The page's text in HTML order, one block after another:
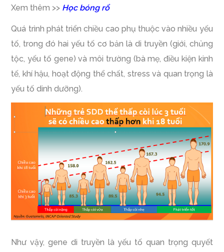
Xem thêm >> Học bóng rổ
Quá trình phát triển chiều cao phụ thuộc vào nhiều yếu
tố, trong đó hai yếu tố cơ bản là di truyền (giới, chủng
tộc, yếu tố gene) và môi trường (bà mẹ, điều kiện kinh
tế, khí hậu, hoạt động thể chất, stress và quan trọng là
yếu tố dinh dưỡng).
Như vậy, gene di truyền là yếu tố quan trọng quyết